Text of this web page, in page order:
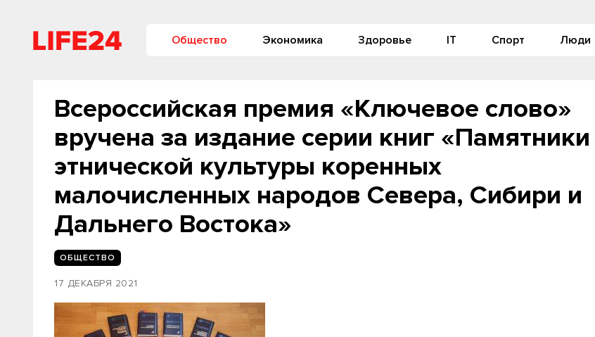
Общество Экономика Здоровье IT Спорт Люди
Всероссийская премия «Ключевое слово»
вручена за издание серии книг «Памятники
этнической культуры коренных
малочисленных народов Севера, Сибири и
Дальнего Востока»
ОБЩЕСТВО
17 ДЕКАБРЯ 2021